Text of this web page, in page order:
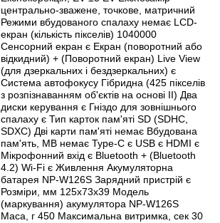
центрально-зважене, точкове, матричний
Режими вбудованого спалаху немає LCD-
екран (кількість пікселів) 1040000
Сенсорний екран є Екран (поворотний або
відкидний) + (Поворотний екран) Live View
(для дзеркальних і бездзеркальних) є
Система автофокусу Гібридна (425 пікселів
з розпізнаванням об'єктів на основі ІІ) Два
диски керування є Гніздо для зовнішнього
спалаху є Тип карток пам'яті SD (SDHC,
SDXC) Дві карти пам'яті немає Вбудована
пам'ять, MB немає Type-C є USB є HDMI є
Мікрофонний вхід є Bluetooth + (Bluetooth
4.2) Wi-Fi є Живлення Акумуляторна
батарея NP-W126S Зарядний пристрій є
Розміри, мм 125x73x39 Модель
(маркування) акумулятора NP-W126S
Маса, г 450 Максимальна витримка, сек 30